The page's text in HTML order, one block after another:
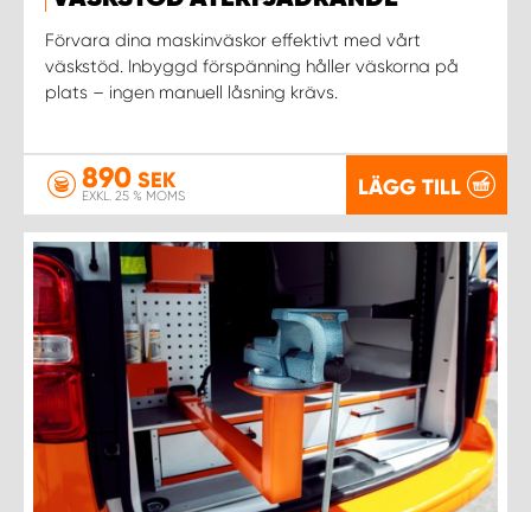
Förvara dina maskinväskor effektivt med vårt
väskstöd. Inbyggd förspänning håller väskorna på
plats – ingen manuell låsning krävs.
890 SEK
EXKL. 25 % MOMS LÄGG TILL
WORK SYSTEM SKELLEFTEÅ
WORK SYSTEM STAFFANSTORP
WORK SYSTEM STOCKHOLM NORR
WORK SYSTEM STOCKHOLM SYD
WORK SYSTEM SUNDSVALL
WORK SYSTEM TRESTAD